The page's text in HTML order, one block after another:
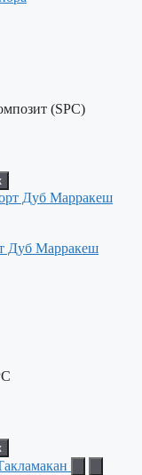
(SPC)
Дуб Марракеш